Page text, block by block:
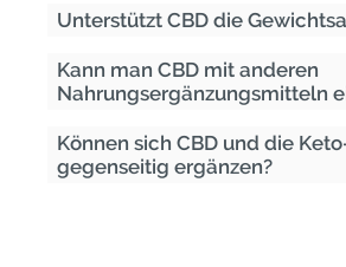
Unterstützt CBD die
Kann man CBD mit anderen
Nahrungsergänzungsmitteln
Können sich CBD und die
gegenseitig ergänzen?